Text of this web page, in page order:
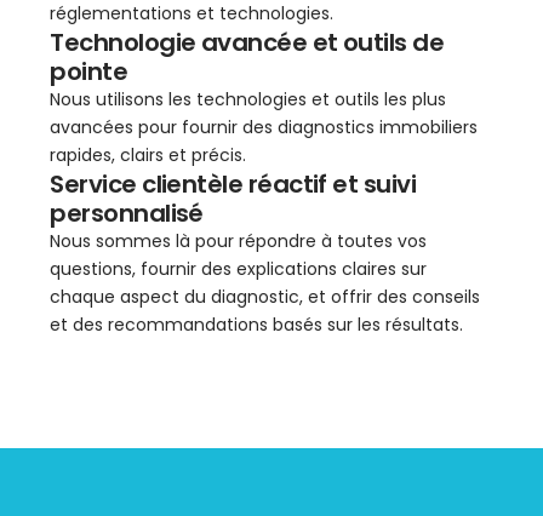
réglementations et technologies.
Technologie avancée et outils de
pointe
Nous utilisons les technologies et outils les plus
avancées pour fournir des diagnostics immobiliers
rapides, clairs et précis.
Service clientèle réactif et suivi
personnalisé
Nous sommes là pour répondre à toutes vos
questions, fournir des explications claires sur
chaque aspect du diagnostic, et offrir des conseils
et des recommandations basés sur les résultats.